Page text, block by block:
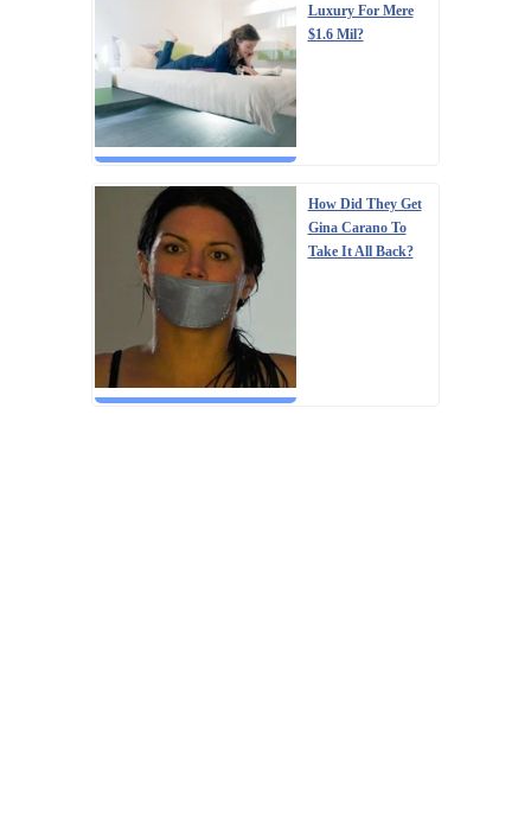
Luxury For Mere
$1.6 Mil?
How Did They Get
Gina Carano To
Take It All Back?